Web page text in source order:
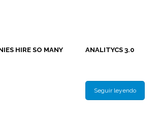
HIRE SO MANY
ANALITYCS 3.0
Seguir leyendo